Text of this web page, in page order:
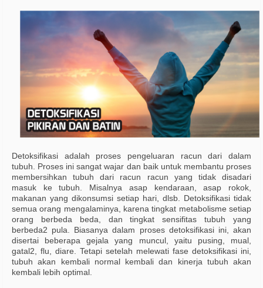
Detoksifikasi adalah proses pengeluaran racun dari dalam
tubuh. Proses ini sangat wajar dan baik untuk membantu proses
membersihkan tubuh dari racun racun yang tidak disadari
masuk ke tubuh. Misalnya asap kendaraan, asap rokok,
makanan yang dikonsumsi setiap hari, dlsb. Detoksifikasi tidak
semua orang mengalaminya, karena tingkat metabolisme setiap
orang berbeda beda, dan tingkat sensifitas tubuh yang
berbeda2 pula. Biasanya dalam proses detoksifikasi ini, akan
disertai beberapa gejala yang muncul, yaitu pusing, mual,
gatal2, flu, diare. Tetapi setelah melewati fase detoksifikasi ini,
tubuh akan kembali normal kembali dan kinerja tubuh akan
kembali lebih optimal.